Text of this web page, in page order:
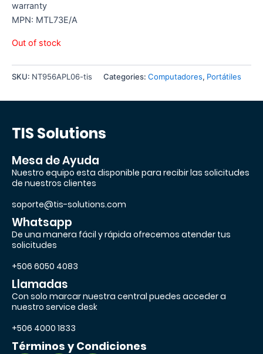
warranty
MPN: MTL73E/A
Out of stock
SKU: NT956APL06-tis Categories: Computadores, Portátiles
TIS Solutions
Mesa de Ayuda
Nuestro equipo esta disponible para recibir las solicitudes
de nuestros clientes
soporte@tis-solutions.com
Whatsapp
De una manera fácil y rápida ofrecemos atender tus
solicitudes
+506 6050 4083
Llamadas
Con solo marcar nuestra central puedes acceder a
nuestro service desk
+506 4000 1833
Términos y Condiciones